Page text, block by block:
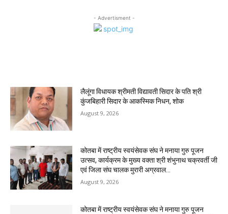
- Advertisment -
लैलूंगा विधायक श्रीमती विद्यावती सिदार के पति श्री
कुंजबिहारी सिदार के आकस्मिक निधन, शोक
August 9, 2026
कोतबा में राष्ट्रीय स्वयंसेवक संघ ने मनाया गुरु पूजन
उत्सव, कार्यक्रम के मुख्य वक्ता श्री शंभुनाथ चक्रवर्ती जी
एवं जिला संघ चालक मुरारी अग्रवाल...
August 9, 2026
कोतबा में राष्ट्रीय स्वयंसेवक संघ ने मनाया गुरु पूजन